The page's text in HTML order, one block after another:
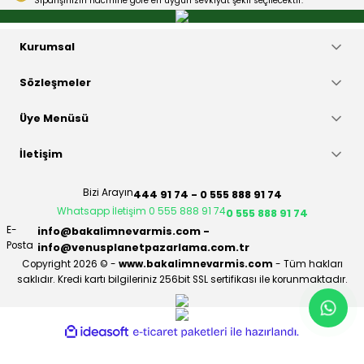
Kurumsal
Sözleşmeler
Üye Menüsü
İletişim
Bizi Arayın444 91 74 - 0 555 888 91 74
Whatsapp İletişim 0 555 888 91 740 555 888 91 74
E-
Posta
info@bakalimnevarmis.com -
info@venusplanetpazarlama.com.tr
Copyright 2026 © - www.bakalimnevarmis.com - Tüm hakları
saklıdır. Kredi kartı bilgileriniz 256bit SSL sertifikası ile korunmaktadır.
ideasoft
e-